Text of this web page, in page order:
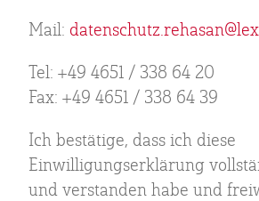
Mail:
Tel: +49 4651 / 338 64 20
Fax: +49 4651 / 338 64 39
Ich bestätige, dass ich diese
Einwilligungserklärung
und verstanden habe und